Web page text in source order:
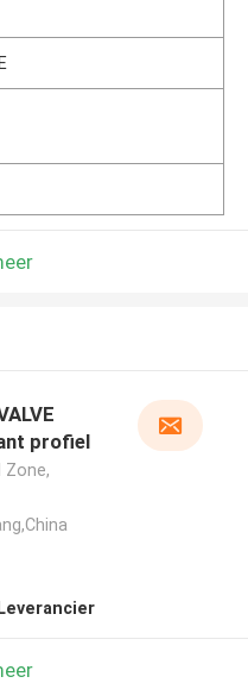
profiel
Zone,